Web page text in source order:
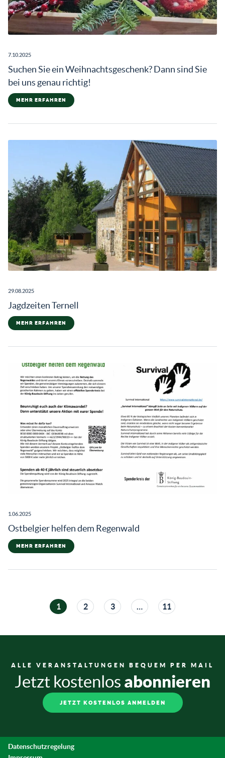
7.10.2025
Suchen Sie ein Weihnachtsgeschenk? Dann sind Sie
bei uns genau richtig!
MEHR ERFAHREN
29.08.2025
Jagdzeiten Ternell
MEHR ERFAHREN
1.06.2025
Ostbelgier helfen dem Regenwald
MEHR ERFAHREN
1 2 3 … 11
ALLE VERANSTALTUNGEN BEQUEM PER MAIL
Jetzt kostenlos abonnieren
JETZT KOSTENLOS ANMELDEN
Datenschutzregelung